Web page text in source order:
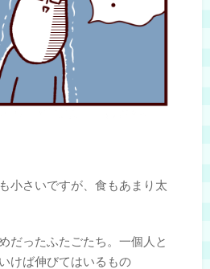
小さいですが、食もあまり太
だったふたごたち。一個人と
けば伸びてはいるもの